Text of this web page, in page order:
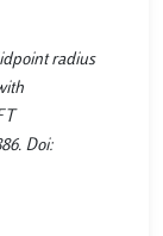
radius
Doi: